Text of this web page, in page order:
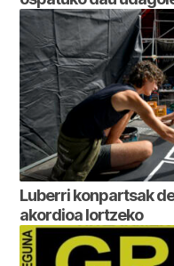
Luberri konpartsak
akordioa lortzeko